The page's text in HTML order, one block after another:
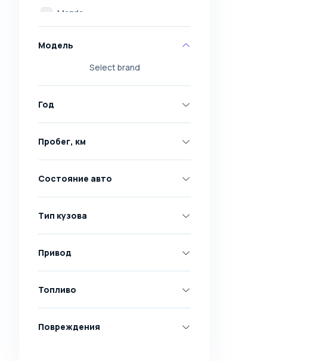
Mazda
Mitsubishi
Opel
Skoda
Volkswagen
Abarth
AC
Acura
Adler
Alfa Romeo
Модель
Select brand
Год
Пробег, км
Состояние авто
Тип кузова
Привод
Топливо
Повреждения